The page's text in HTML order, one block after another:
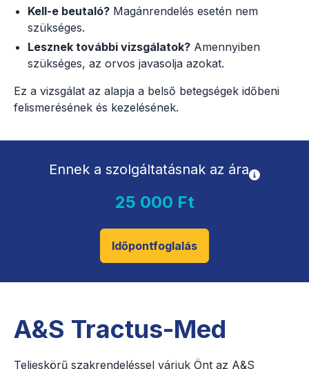
Kell-e beutaló? Magánrendelés esetén nem
szükséges.
Lesznek további vizsgálatok? Amennyiben
szükséges, az orvos javasolja azokat.
Ez a vizsgálat az alapja a belső betegségek időbeni
felismerésének és kezelésének.
Ennek a szolgáltatásnak az ára
25 000 Ft
Időpontfoglalás
A&S Tractus-Med
Teljeskörű szakrendeléssel várjuk Önt az A&S